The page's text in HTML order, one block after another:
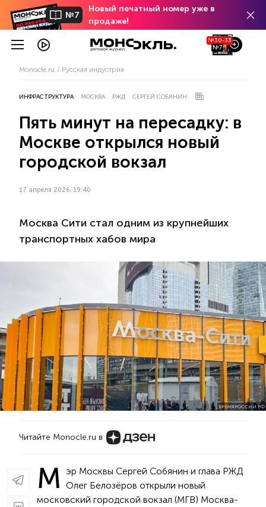
№7
Новый печатный номер уже в
продаже!
№30-33
№7
Monocle.ru Русская индустрия
ИНФРАСТРУКТУРА МОСКВА РЖД СЕРГЕЙ СОБЯНИН
Пять минут на пересадку: в
Москве открылся новый
городской вокзал
17 апреля 2026, 19:40
Москва Сити стал одним из крупнейших
транспортных хабов мира
ВРЕМЯРОССИИ.РФ
Читайте Monocle.ru в
М эр Москвы Сергей Собянин и глава РЖД
Олег Белозёров открыли новый
московский городской вокзал (МГВ) Москва-